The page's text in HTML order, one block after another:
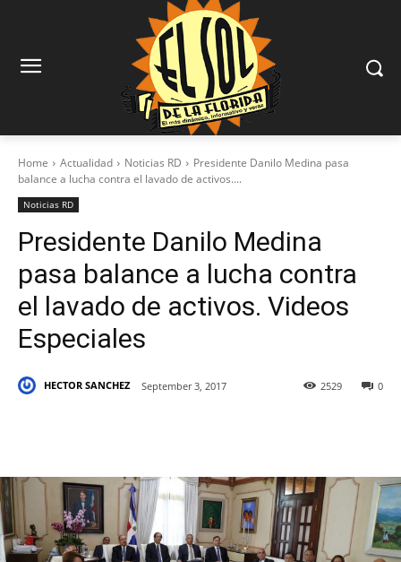
Home Actualidad Noticias RD
Presidente Danilo Medina pasa
balance a lucha contra el lavado de activos....
Noticias RD
Presidente Danilo Medina
pasa balance a lucha contra
el lavado de activos. Videos
Especiales
HECTOR SANCHEZ September 3, 2017 0
2529